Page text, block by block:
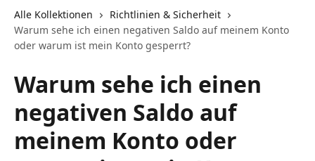
Alle Kollektionen
Richtlinien & Sicherheit
Warum sehe ich einen negativen Saldo auf meinem Konto
oder warum ist mein Konto gesperrt?
Warum sehe ich einen
negativen Saldo auf
meinem Konto oder